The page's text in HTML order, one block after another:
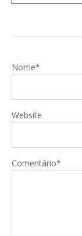
Nome*
Website
Comentário*